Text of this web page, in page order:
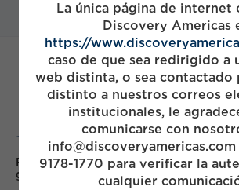
La única página de internet
Discovery Americas
https://
caso de que sea redirigido a
web distinta, o sea contactado
distinto a nuestros correos
institucionales, le
comunicarse con
9178-1770 para verificar la
cualquier
Partnering with Mexico's leading
growth & build value